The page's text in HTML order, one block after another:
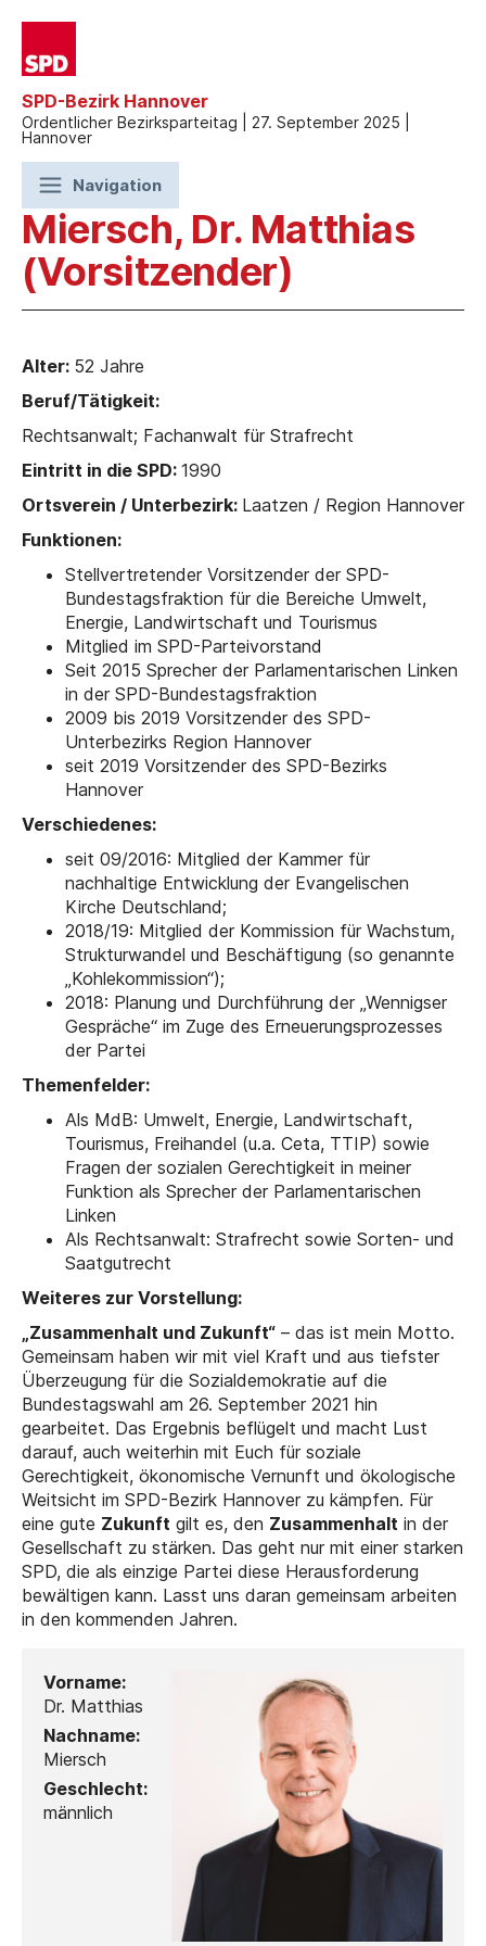
SPD-Bezirk Hannover
Ordentlicher Bezirksparteitag | 27. September 2025 |
Hannover
Navigation
Miersch, Dr. Matthias
(Vorsitzender)
Alter: 52 Jahre
Beruf/Tätigkeit:
Rechtsanwalt; Fachanwalt für Strafrecht
Eintritt in die SPD: 1990
Ortsverein / Unterbezirk: Laatzen / Region Hannover
Funktionen:
Stellvertretender Vorsitzender der SPD-
Bundestagsfraktion für die Bereiche Umwelt,
Energie, Landwirtschaft und Tourismus
Mitglied im SPD-Parteivorstand
Seit 2015 Sprecher der Parlamentarischen Linken
in der SPD-Bundestagsfraktion
2009 bis 2019 Vorsitzender des SPD-
Unterbezirks Region Hannover
seit 2019 Vorsitzender des SPD-Bezirks
Hannover
Verschiedenes:
seit 09/2016: Mitglied der Kammer für
nachhaltige Entwicklung der Evangelischen
Kirche Deutschland;
2018/19: Mitglied der Kommission für Wachstum,
Strukturwandel und Beschäftigung (so genannte
„Kohlekommission“);
2018: Planung und Durchführung der „Wennigser
Gespräche“ im Zuge des Erneuerungsprozesses
der Partei
Themenfelder:
Als MdB: Umwelt, Energie, Landwirtschaft,
Tourismus, Freihandel (u.a. Ceta, TTIP) sowie
Fragen der sozialen Gerechtigkeit in meiner
Funktion als Sprecher der Parlamentarischen
Linken
Als Rechtsanwalt: Strafrecht sowie Sorten- und
Saatgutrecht
Weiteres zur Vorstellung:
„Zusammenhalt und Zukunft“ – das ist mein Motto.
Gemeinsam haben wir mit viel Kraft und aus tiefster
Überzeugung für die Sozialdemokratie auf die
Bundestagswahl am 26. September 2021 hin
gearbeitet. Das Ergebnis beflügelt und macht Lust
darauf, auch weiterhin mit Euch für soziale
Gerechtigkeit, ökonomische Vernunft und ökologische
Weitsicht im SPD-Bezirk Hannover zu kämpfen. Für
eine gute Zukunft gilt es, den Zusammenhalt in der
Gesellschaft zu stärken. Das geht nur mit einer starken
SPD, die als einzige Partei diese Herausforderung
bewältigen kann. Lasst uns daran gemeinsam arbeiten
in den kommenden Jahren.
Vorname:
Dr. Matthias
Nachname:
Miersch
Geschlecht:
männlich